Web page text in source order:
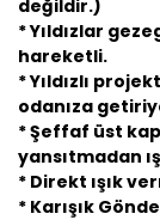
değildir.)
* Yıldızlar
hareketli.
* Yıldızlı
odanıza
* Şeffaf üst
yansıtmadan
* Direkt ışık
* Karışık